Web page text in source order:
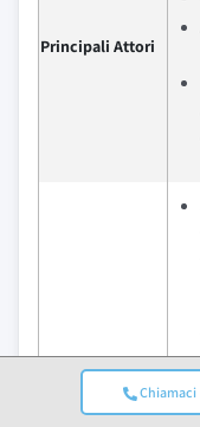
Chiamaci
Principali Attori
Competitivo